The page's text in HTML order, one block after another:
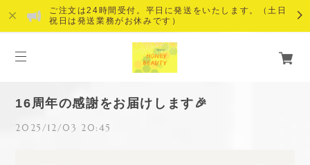
ご注文は24時間受付。平日に発送をいたします。（土日
祝日は発送業務がお休みです）
16周年の感謝をお届けします🎉
2025/12/03 20:45